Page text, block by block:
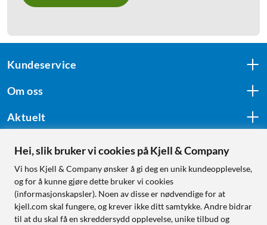
Kundeservice
Om oss
Aktuelt
Følg oss
Handle fra:
Hei, slik bruker vi cookies på Kjell & Company
Vi hos Kjell & Company ønsker å gi deg en unik kundeopplevelse,
og for å kunne gjøre dette bruker vi cookies
(informasjonskapsler). Noen av disse er nødvendige for at
kjell.com skal fungere, og krever ikke ditt samtykke. Andre bidrar
til at du skal få en skreddersydd opplevelse, unike tilbud og